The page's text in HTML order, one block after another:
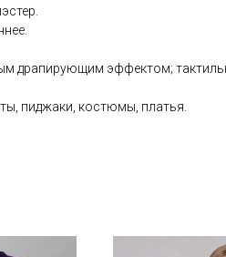
драпирующим эффектом;
пиджаки, костюмы, платья.